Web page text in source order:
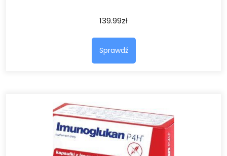
139.99zł
Sprawdź